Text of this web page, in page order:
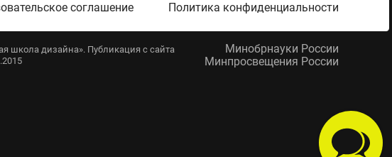
соглашение Политика конфиденциальности
школа дизайна». Публикация с сайта
Минобрнауки России
Минпросвещения России